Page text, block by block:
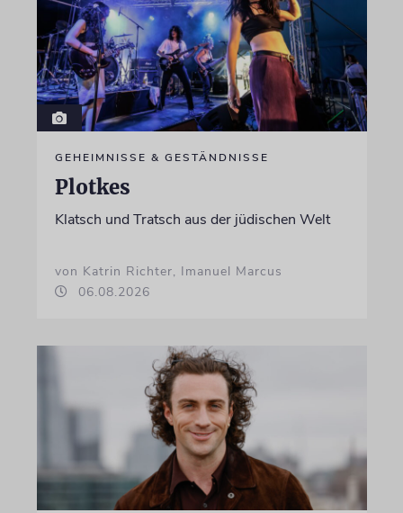
GEHEIMNISSE & GESTÄNDNISSE
Plotkes
Klatsch und Tratsch aus der jüdischen Welt
von Katrin Richter, Imanuel Marcus
06.08.2026